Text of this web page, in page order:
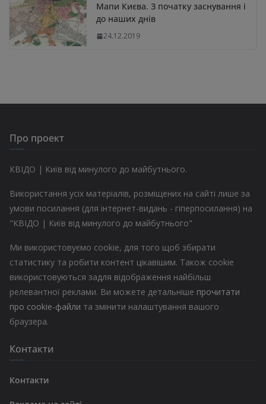
Мапи Києва. З початку заснування і
до наших днів
24.12.2019
Про проект
КВІДО | Київ від минулого до майбутнього.
Використання усіх матеріалів, розміщених на сайті лише за
умови посилання (для інтернет-видань - гіперпосилання) на
"КВІДО | Київ від минулого до майбутнього"
Ми використовуємо cookie, для того щоб збирати
статистику та робити контент цікавішим. Також cookie
використовуються задля відображення найбільш
релевантної реклами. Ви можете детальніше прочитати
про cookie-файли та змінити налаштування вашого
браузера.
Контакти
Контакти